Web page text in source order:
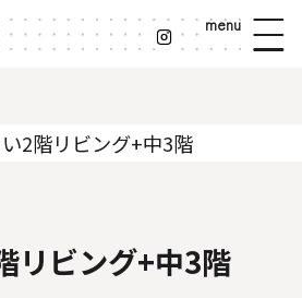
menu
2階リビング+中3階
リビング+中3階